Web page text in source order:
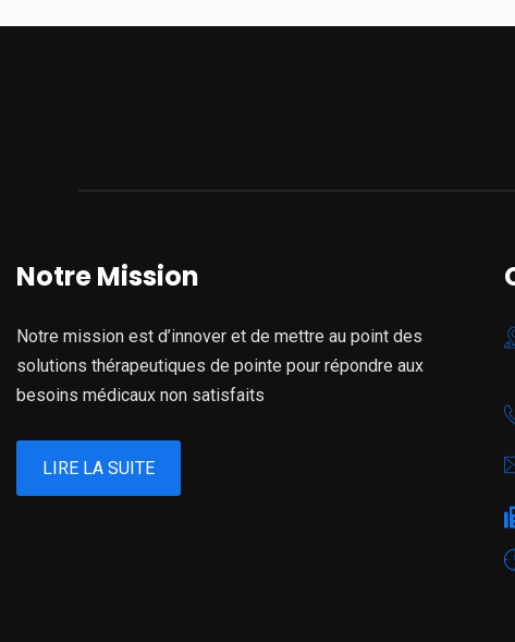
Notre Mission
Notre mission est d’innover et de mettre au point des
solutions thérapeutiques de pointe pour répondre aux
besoins médicaux non satisfaits
LIRE LA SUITE